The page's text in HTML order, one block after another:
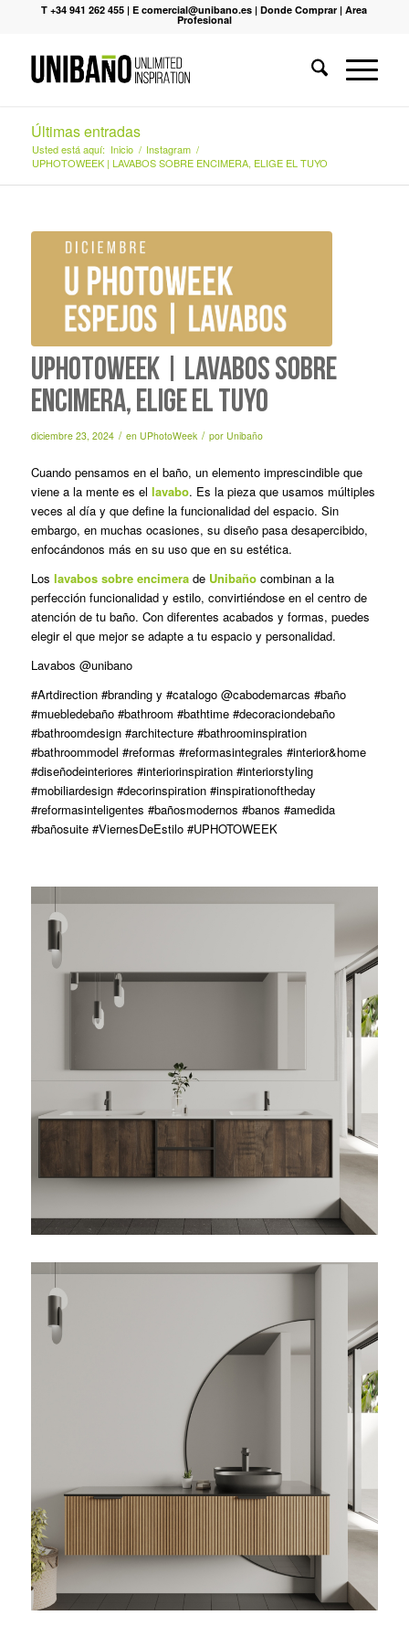
T +34 941 262 455 |E comercial@unibano.es |Donde Comprar |Area
Profesional
Últimas entradas
Usted está aquí: Inicio / Instagram /
UPHOTOWEEK | LAVABOS SOBRE ENCIMERA, ELIGE EL TUYO
UPHOTOWEEK | LAVABOS SOBRE
ENCIMERA, ELIGE EL TUYO
diciembre 23, 2024 / en UPhotoWeek / por Unibaño
Cuando pensamos en el baño, un elemento imprescindible que
viene a la mente es el lavabo. Es la pieza que usamos múltiples
veces al día y que define la funcionalidad del espacio. Sin
embargo, en muchas ocasiones, su diseño pasa desapercibido,
enfocándonos más en su uso que en su estética.
Los lavabos sobre encimerade Unibañocombinan a la
perfección funcionalidad y estilo, convirtiéndose en el centro de
atención de tu baño. Con diferentes acabados y formas, puedes
elegir el que mejor se adapte a tu espacio y personalidad.
Lavabos @unibano
#Artdirection #branding y #catalogo @cabodemarcas #baño
#muebledebaño #bathroom #bathtime #decoraciondebaño
#bathroomdesign #architecture #bathroominspiration
#bathroommodel #reformas #reformasintegrales #interior&home
#diseñodeinteriores #interiorinspiration #interiorstyling
#mobiliardesign #decorinspiration #inspirationoftheday
#reformasinteligentes #bañosmodernos #banos #amedida
#bañosuite #ViernesDeEstilo #UPHOTOWEEK